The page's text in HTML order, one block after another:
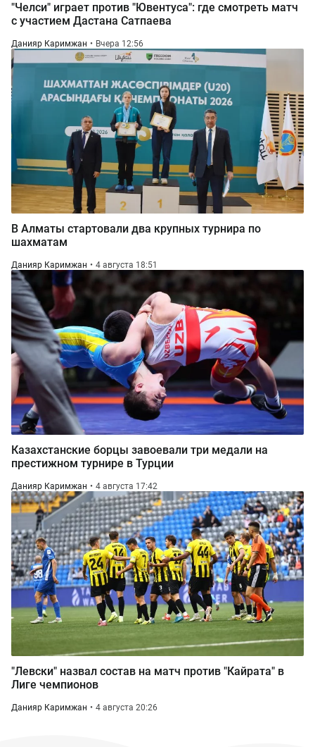
"Челси" играет против "Ювентуса": где смотреть матч
с участием Дастана Сатпаева
Данияр Каримжан Вчера 12:56
В Алматы стартовали два крупных турнира по
шахматам
Данияр Каримжан 4 августа 18:51
Казахстанские борцы завоевали три медали на
престижном турнире в Турции
Данияр Каримжан 4 августа 17:42
"Левски" назвал состав на матч против "Кайрата" в
Лиге чемпионов
Данияр Каримжан 4 августа 20:26